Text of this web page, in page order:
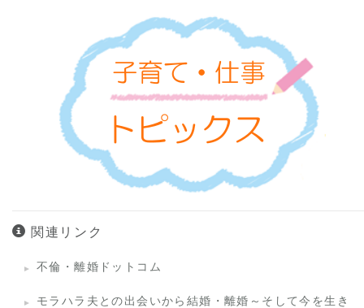
関連リンク
不倫・離婚ドットコム
モラハラ夫との出会いから結婚・離婚～そして今を生き